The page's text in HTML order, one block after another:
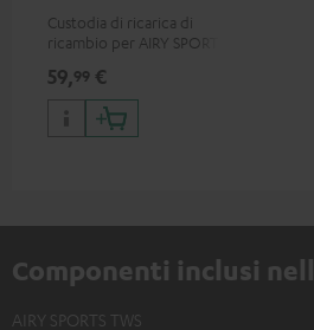
Custodia di ricarica di
ricambio per AIRY SPORTS
59,99 €
Componenti inclusi
AIRY SPORTS TWS